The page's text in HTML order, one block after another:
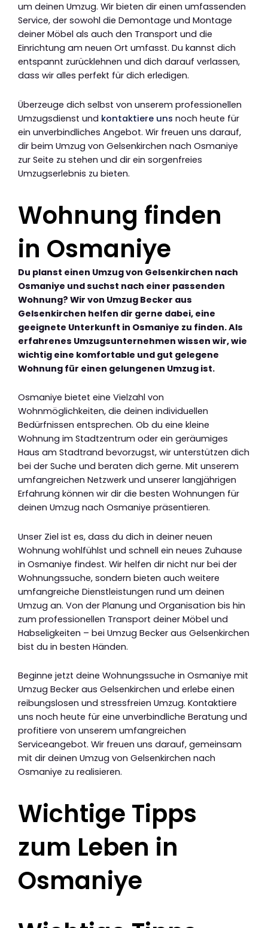
um deinen Umzug. Wir bieten dir einen umfassenden
Service, der sowohl die Demontage und Montage
deiner Möbel als auch den Transport und die
Einrichtung am neuen Ort umfasst. Du kannst dich
entspannt zurücklehnen und dich darauf verlassen,
dass wir alles perfekt für dich erledigen.
Überzeuge dich selbst von unserem professionellen
Umzugsdienst und kontaktiere uns noch heute für
ein unverbindliches Angebot. Wir freuen uns darauf,
dir beim Umzug von Gelsenkirchen nach Osmaniye
zur Seite zu stehen und dir ein sorgenfreies
Umzugserlebnis zu bieten.
Wohnung finden
in Osmaniye
Du planst einen Umzug von Gelsenkirchen nach
Osmaniye und suchst nach einer passenden
Wohnung? Wir von Umzug Becker aus
Gelsenkirchen helfen dir gerne dabei, eine
geeignete Unterkunft in Osmaniye zu finden. Als
erfahrenes Umzugsunternehmen wissen wir, wie
wichtig eine komfortable und gut gelegene
Wohnung für einen gelungenen Umzug ist.
Osmaniye bietet eine Vielzahl von
Wohnmöglichkeiten, die deinen individuellen
Bedürfnissen entsprechen. Ob du eine kleine
Wohnung im Stadtzentrum oder ein geräumiges
Haus am Stadtrand bevorzugst, wir unterstützen dich
bei der Suche und beraten dich gerne. Mit unserem
umfangreichen Netzwerk und unserer langjährigen
Erfahrung können wir dir die besten Wohnungen für
deinen Umzug nach Osmaniye präsentieren.
Unser Ziel ist es, dass du dich in deiner neuen
Wohnung wohlfühlst und schnell ein neues Zuhause
in Osmaniye findest. Wir helfen dir nicht nur bei der
Wohnungssuche, sondern bieten auch weitere
umfangreiche Dienstleistungen rund um deinen
Umzug an. Von der Planung und Organisation bis hin
zum professionellen Transport deiner Möbel und
Habseligkeiten – bei Umzug Becker aus Gelsenkirchen
bist du in besten Händen.
Beginne jetzt deine Wohnungssuche in Osmaniye mit
Umzug Becker aus Gelsenkirchen und erlebe einen
reibungslosen und stressfreien Umzug. Kontaktiere
uns noch heute für eine unverbindliche Beratung und
profitiere von unserem umfangreichen
Serviceangebot. Wir freuen uns darauf, gemeinsam
mit dir deinen Umzug von Gelsenkirchen nach
Osmaniye zu realisieren.
Wichtige Tipps
zum Leben in
Osmaniye